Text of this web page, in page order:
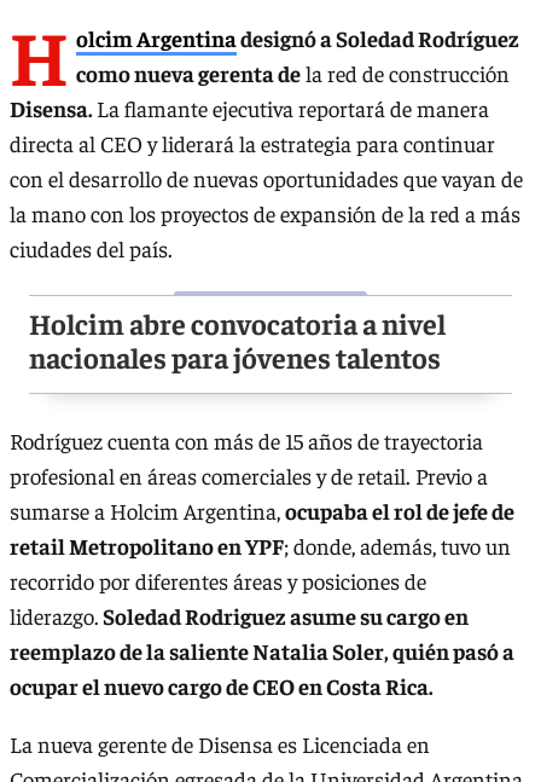
H olcim Argentinadesignó a Soledad Rodríguez
como nueva gerenta dela red de construcción
Disensa.La flamante ejecutiva reportará de manera
directa al CEO y liderará la estrategia para continuar
con el desarrollo de nuevas oportunidades que vayan de
la mano con los proyectos de expansión de la red a más
ciudades del país.
Holcim abre convocatoria a nivel
nacionales para jóvenes talentos
Rodríguez cuenta con más de 15 años de trayectoria
profesional en áreas comerciales y de retail. Previo a
sumarse a Holcim Argentina,ocupaba el rol de jefe de
retail Metropolitano en YPF; donde, además, tuvo un
recorrido por diferentes áreas y posiciones de
liderazgo.Soledad Rodriguez asume su cargo en
reemplazo de la saliente Natalia Soler, quién pasó a
ocupar el nuevo cargo de CEO en Costa Rica.
La nueva gerente de Disensa es Licenciada en